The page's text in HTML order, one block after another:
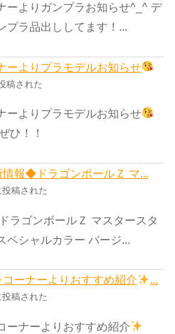
ーよりガンプラお知らせ^_^ デ
プラ品出ししてます！...
ーよりプラモデルお知らせ
稿された
ーよりプラモデルお知らせ
ひ！！
情報◆ドラゴンボールＺ マ...
稿された
ゴンボールＺ マスタースタ
ャルカラー バージ...
ーナーよりおすすめ紹介 ...
稿された
ーナーよりおすすめ紹介